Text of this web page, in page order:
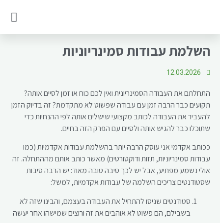
השלמת עבודות סמינריוניות
12.03.2026
התחלתם את העבודה הסמינריונית ואין לכם כוח או זמן לסיים אותה?
תקועים כבר הרבה זמן עם עבודה שפשוט לא מתקדמת? זה בדיוק הזמן
להעביר את העבודה לכותב מקצועי שישלים אותה לפי ההנחיות כדי
שתוכלו כבר להגיש אותה ולסיים עם הפרק הזה בחיים.
ככותב אקדמי אני עוסק הרבה יותר בהשלמת עבודות אקדמיות (כמו
עבודות סמינריוניות, תזות ודוקטורטים) מאשר כותב אותם מההתחלה. זה
אולי נשמע מפתיע, אבל יש לכך סיבה טובה מאוד: יש הרבה סיבות
שסטודנטים צריכים השלמה של עבודות אקדמיות, למשל:
סטודנטים שניסו להתחיל את העבודה בעצמם, והבינו שזה לא
בשבילם, הם פשוט לא אוהבים את זה ורוצים שמישהו אחר יעשה